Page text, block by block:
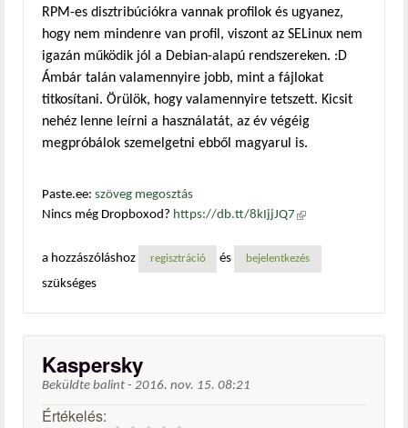
RPM-es disztribúciókra vannak profilok és ugyanez,
hogy nem mindenre van profil, viszont az SELinux nem
igazán működik jól a Debian-alapú rendszereken. :D
Ámbár talán valamennyire jobb, mint a fájlokat
titkosítani. Örülök, hogy valamennyire tetszett. Kicsit
nehéz lenne leírni a használatát, az év végéig
megpróbálok szemelgetni ebből magyarul is.
Paste.ee: szöveg megosztás
Nincs még Dropboxod? https://db.tt/8kIjjJQ7 (külső
a hozzászóláshoz
regisztráció és bejelentkezés
szükséges
Kaspersky
Beküldte balint - 2016. nov. 15. 08:21
Értékelés: